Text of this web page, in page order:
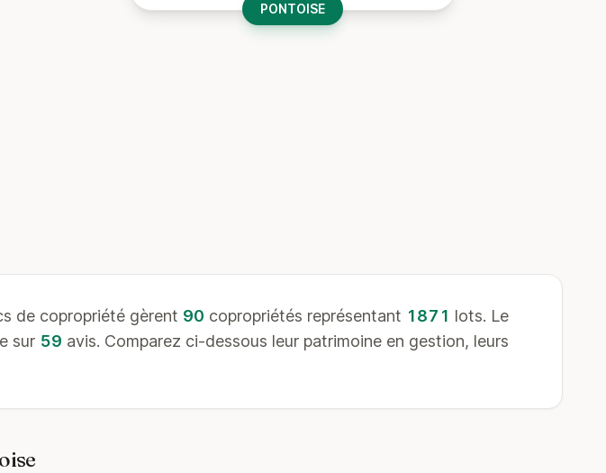
PONTOISE
de copropriété gèrent 90 copropriétés représentant 1871 lots. Le
sur 59 avis. Comparez ci-dessous leur patrimoine en gestion, leurs